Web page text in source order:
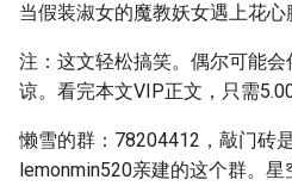
当假装淑女的魔教妖女遇上花
注：这文轻松搞笑。偶尔可能
谅。看完本文VIP正文，只需
懒雪的群：78204412，敲门砖
lemonmin520亲建的这个群。